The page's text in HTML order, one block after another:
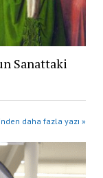
Sanattaki
daha fazla yazı »